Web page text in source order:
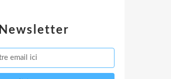
Newsletter